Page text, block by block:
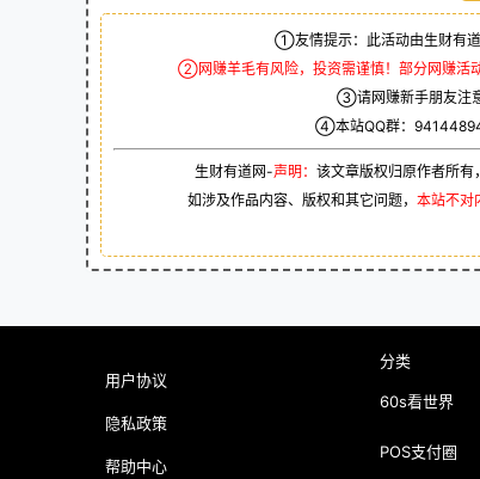
①友情提示：此活动由生财有道
②网赚羊毛有风险，投资需谨慎！部分网赚活
③请网赚新手朋友注意
④本站QQ群：
生财有道网-声明： 该文章版权归原作者所有
如涉及作品内容、版权和其它问题， 本站不对
用户协议
隐私政策
帮助中心
分类
60s看世界
POS支付圈